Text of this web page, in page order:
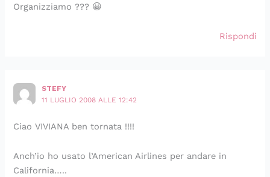
Organizziamo ??? 😀
Rispondi
STEFY
11 LUGLIO 2008 ALLE 12:42
Ciao VIVIANA ben tornata !!!!
Anch’io ho usato l’American Airlines per andare in
California…..